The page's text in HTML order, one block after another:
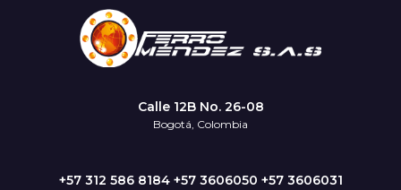
Calle 12B No. 26-08
Bogotá, Colombia
+57 312 586 8184 +57 3606050 +57 3606031